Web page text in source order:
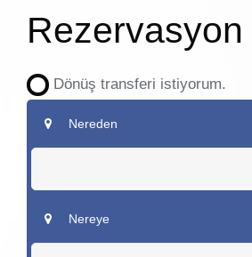
Rezervasyon
Dönüş transferi istiyorum.
Nereden
Nereye